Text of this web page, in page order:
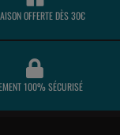
OFFERTE DÈS 30€
100% SÉCURISÉ